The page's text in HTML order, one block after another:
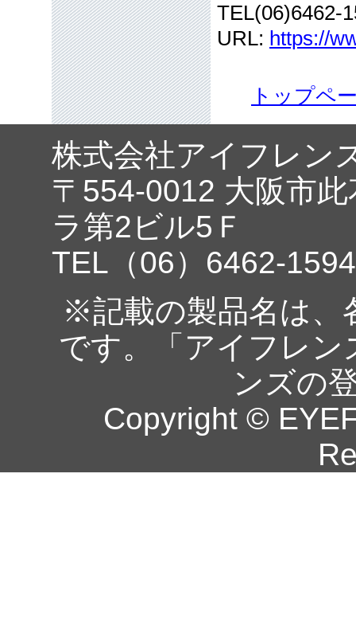
TEL(06)6462-
URL: https://
トップペ
株式会社アイフレン
〒554-0012 大阪市
ラ第2ビル5Ｆ
TEL（06）6462-
※記載の製品名は、
です。「アイフレ
ンズの
Copyright ©